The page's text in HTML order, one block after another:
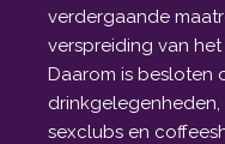
verdergaande
verspreiding van
Daarom is besloten
drinkgelegenheden,
sexclubs en